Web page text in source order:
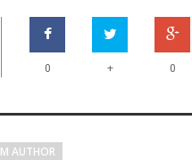
0 + 0
AUTHOR